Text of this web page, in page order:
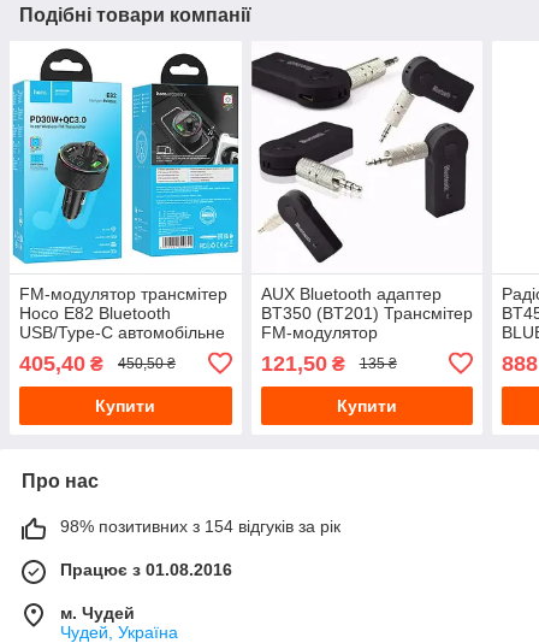
Подібні товари компанії
FM-модулятор трансмітер
Hoco E82 Bluetooth
USB/Type-C автомобільне
трансмітер
405,40 ₴ 450,50 ₴
Купити
AUX Bluetooth адаптер
BT350 (BT201) Трансмітер
FM-модулятор
121,50₴ 135 ₴
Купити
FM/
RX-
Про нас
98% позитивних з 154 відгуків за рік
Працює з 01.08.2016
м. Чудей
Чудей, Україна